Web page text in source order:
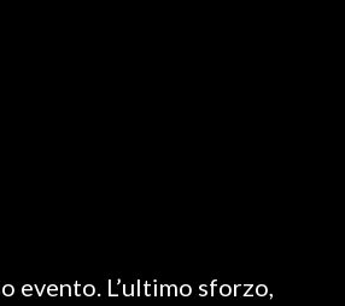
evento. L’ultimo sforzo,